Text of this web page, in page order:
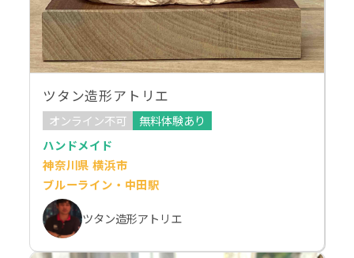
ツタン造形アトリエ
オンライン不可
無料体験あり
ハンドメイド
神奈川県 横浜市
ブルーライン・中田駅
ツタン造形アトリエ